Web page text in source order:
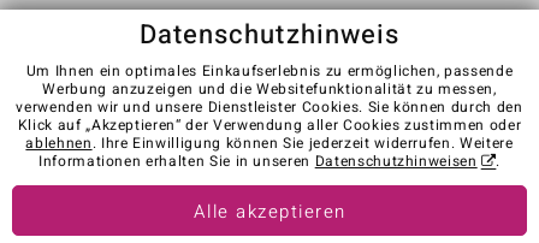
Karriere AGB Datenschutz Cookies
Impressum
Kontakt
Vertrag widerrufen
Visit our stores in other countries:
Datenschutzhinweis
Um Ihnen ein optimales Einkaufserlebnis zu ermöglichen, passende
Werbung anzuzeigen und die Websitefunktionalität zu messen,
verwenden wir und unsere Dienstleister Cookies. Sie können durch den
Klick auf „Akzeptieren“ der Verwendung aller Cookies zustimmen oder
ablehnen. Ihre Einwilligung können Sie jederzeit widerrufen. Weitere
Informationen erhalten Sie in unseren Datenschutzhinweisen .
Alle akzeptieren